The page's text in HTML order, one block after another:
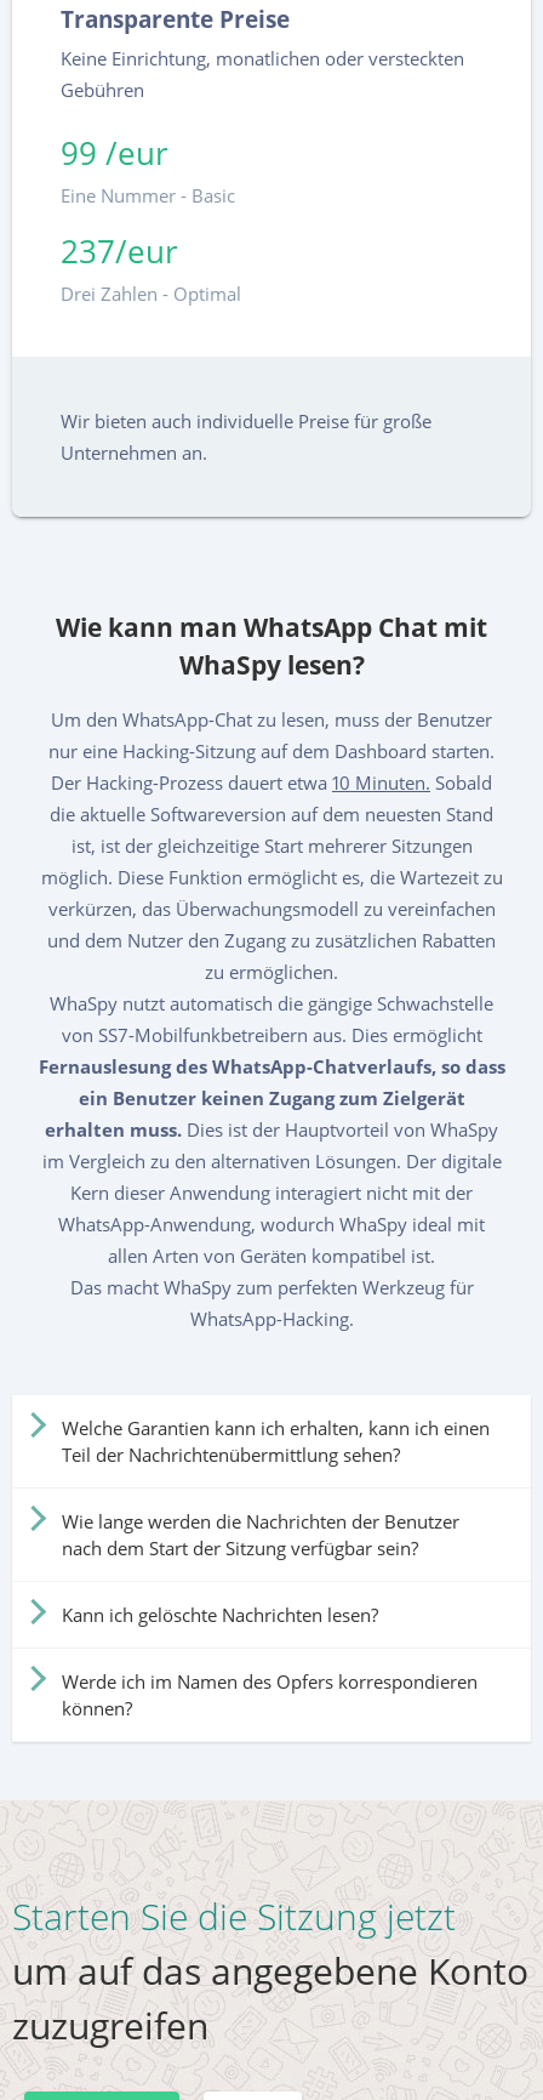
Transparente Preise
Keine Einrichtung, monatlichen oder versteckten
Gebühren
99 /eur
Eine Nummer - Basic
237/eur
Drei Zahlen - Optimal
Wir bieten auch individuelle Preise für große
Unternehmen an.
Wie kann man WhatsApp Chat mit
WhaSpy lesen?
Um den WhatsApp-Chat zu lesen, muss der Benutzer
nur eine Hacking-Sitzung auf dem Dashboard starten.
Der Hacking-Prozess dauert etwa 10 Minuten. Sobald
die aktuelle Softwareversion auf dem neuesten Stand
ist, ist der gleichzeitige Start mehrerer Sitzungen
möglich. Diese Funktion ermöglicht es, die Wartezeit zu
verkürzen, das Überwachungsmodell zu vereinfachen
und dem Nutzer den Zugang zu zusätzlichen Rabatten
zu ermöglichen.
WhaSpy nutzt automatisch die gängige Schwachstelle
von SS7-Mobilfunkbetreibern aus. Dies ermöglicht
Fernauslesung des WhatsApp-Chatverlaufs, so dass
ein Benutzer keinen Zugang zum Zielgerät
erhalten muss. Dies ist der Hauptvorteil von WhaSpy
im Vergleich zu den alternativen Lösungen. Der digitale
Kern dieser Anwendung interagiert nicht mit der
WhatsApp-Anwendung, wodurch WhaSpy ideal mit
allen Arten von Geräten kompatibel ist.
Das macht WhaSpy zum perfekten Werkzeug für
WhatsApp-Hacking.
Welche Garantien kann ich erhalten, kann ich einen
Teil der Nachrichtenübermittlung sehen?
Wie lange werden die Nachrichten der Benutzer
nach dem Start der Sitzung verfügbar sein?
Kann ich gelöschte Nachrichten lesen?
Werde ich im Namen des Opfers korrespondieren
können?
Starten Sie die Sitzung jetzt
um auf das angegebene Konto
zuzugreifen